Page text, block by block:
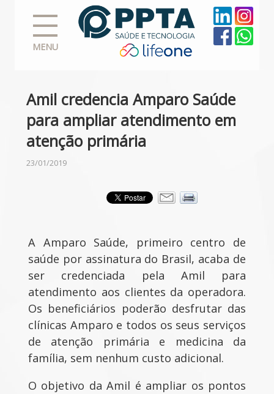
MENU
Amil credencia Amparo Saúde
para ampliar atendimento em
atenção primária
23/01/2019
A Amparo Saúde, primeiro centro de
saúde por assinatura do Brasil, acaba de
ser credenciada pela Amil para
atendimento aos clientes da operadora.
Os beneficiários poderão desfrutar das
clínicas Amparo e todos os seus serviços
de atenção primária e medicina da
família, sem nenhum custo adicional.
O objetivo da Amil é ampliar os pontos